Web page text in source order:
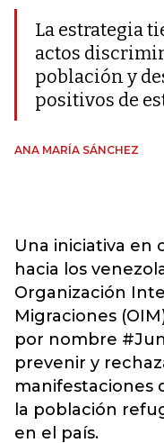
La estrategia
actos
población y
positivos de
ANA MARÍA SÁNCHEZ
Una iniciativa en
hacia los
Organización
Migraciones
por nombre
prevenir y
manifestaciones
la población
en el país.